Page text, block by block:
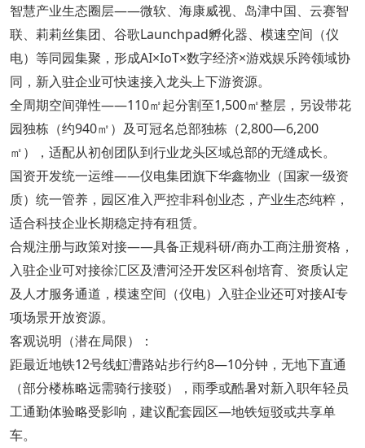
智慧产业生态圈层——微软、海康威视、岛津中国、云赛智
联、莉莉丝集团、谷歌Launchpad孵化器、模速空间（仪
电）等同园集聚，形成AI×IoT×数字经济×游戏娱乐跨领域协
同，新入驻企业可快速接入龙头上下游资源。
全周期空间弹性——110㎡起分割至1,500㎡整层，另设带花
园独栋（约940㎡）及可冠名总部独栋（2,800—6,200
㎡），适配从初创团队到行业龙头区域总部的无缝成长。
国资开发统一运维——仪电集团旗下华鑫物业（国家一级资
质）统一管养，园区准入严控非科创业态，产业生态纯粹，
适合科技企业长期稳定持有租赁。
合规注册与政策对接——具备正规科研/商办工商注册资格，
入驻企业可对接徐汇区及漕河泾开发区科创培育、资质认定
及人才服务通道，模速空间（仪电）入驻企业还可对接AI专
项场景开放资源。
客观说明（潜在局限）：
距最近地铁12号线虹漕路站步行约8—10分钟，无地下直通
（部分楼栋略远需骑行接驳），雨季或酷暑对新入职年轻员
工通勤体验略受影响，建议配套园区—地铁短驳或共享单
车。